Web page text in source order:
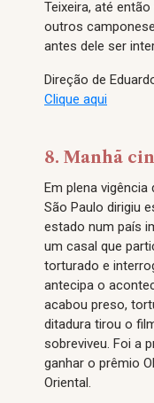
Teixeira, até
outros
antes dele ser
Direção de
Clique aqui
8. Manhã
Em plena
São Paulo dirigiu
estado num país
um casal que
torturado e
antecipa o
acabou preso,
ditadura tirou o
sobreviveu. Foi a
ganhar o prêmio
Oriental.